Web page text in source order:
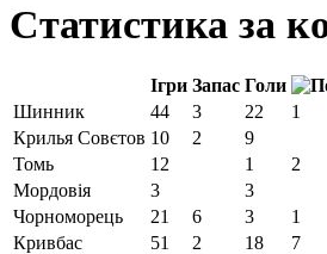
Статистика за
Ігри Запас Голи
Шинник
44 3 22
1
Крилья Совєтов 10 2
9
Томь
12 1
2
Мордовія
3
3
Чорноморець
21 6 3
1
Кривбас
51 2 18
7